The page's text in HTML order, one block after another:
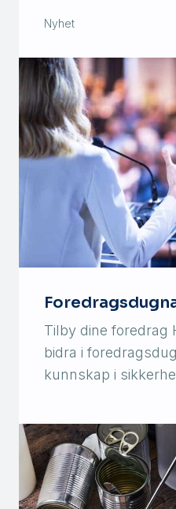
Nyhet
Tilby dine foredrag
bidra i
kunnskap i